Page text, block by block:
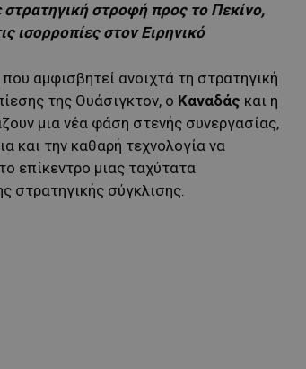
στρατηγική στροφή προς το Πεκίνο,
ισορροπίες στον Ειρηνικό
που αμφισβητεί ανοιχτά τη στρατηγική
της Ουάσιγκτον, ο Καναδάς και η
μια νέα φάση στενής συνεργασίας,
και την καθαρή τεχνολογία να
επίκεντρο μιας ταχύτατα
στρατηγικής σύγκλισης.